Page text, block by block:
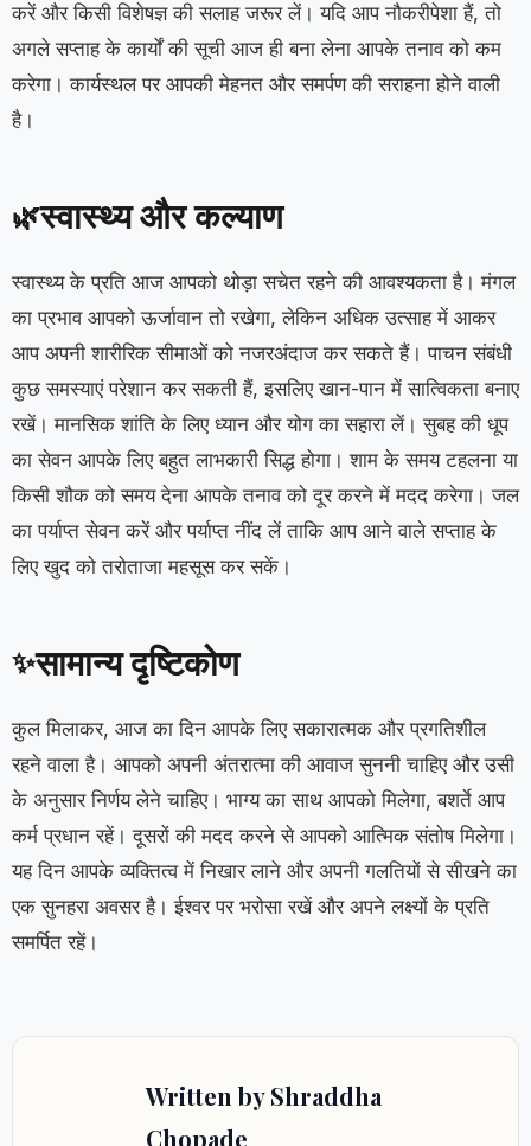
करें और किसी विशेषज्ञ की सलाह जरूर लें। यदि आप नौकरीपेशा हैं, तो
अगले सप्ताह के कार्यों की सूची आज ही बना लेना आपके तनाव को कम
करेगा। कार्यस्थल पर आपकी मेहनत और समर्पण की सराहना होने वाली
है।
🌿स्वास्थ्य और कल्याण
स्वास्थ्य के प्रति आज आपको थोड़ा सचेत रहने की आवश्यकता है। मंगल
का प्रभाव आपको ऊर्जावान तो रखेगा, लेकिन अधिक उत्साह में आकर
आप अपनी शारीरिक सीमाओं को नजरअंदाज कर सकते हैं। पाचन संबंधी
कुछ समस्याएं परेशान कर सकती हैं, इसलिए खान-पान में सात्विकता बनाए
रखें। मानसिक शांति के लिए ध्यान और योग का सहारा लें। सुबह की धूप
का सेवन आपके लिए बहुत लाभकारी सिद्ध होगा। शाम के समय टहलना या
किसी शौक को समय देना आपके तनाव को दूर करने में मदद करेगा। जल
का पर्याप्त सेवन करें और पर्याप्त नींद लें ताकि आप आने वाले सप्ताह के
लिए खुद को तरोताजा महसूस कर सकें।
✨सामान्य दृष्टिकोण
कुल मिलाकर, आज का दिन आपके लिए सकारात्मक और प्रगतिशील
रहने वाला है। आपको अपनी अंतरात्मा की आवाज सुननी चाहिए और उसी
के अनुसार निर्णय लेने चाहिए। भाग्य का साथ आपको मिलेगा, बशर्ते आप
कर्म प्रधान रहें। दूसरों की मदद करने से आपको आत्मिक संतोष मिलेगा।
यह दिन आपके व्यक्तित्व में निखार लाने और अपनी गलतियों से सीखने का
एक सुनहरा अवसर है। ईश्वर पर भरोसा रखें और अपने लक्ष्यों के प्रति
समर्पित रहें।
Written by Shraddha
Chopade